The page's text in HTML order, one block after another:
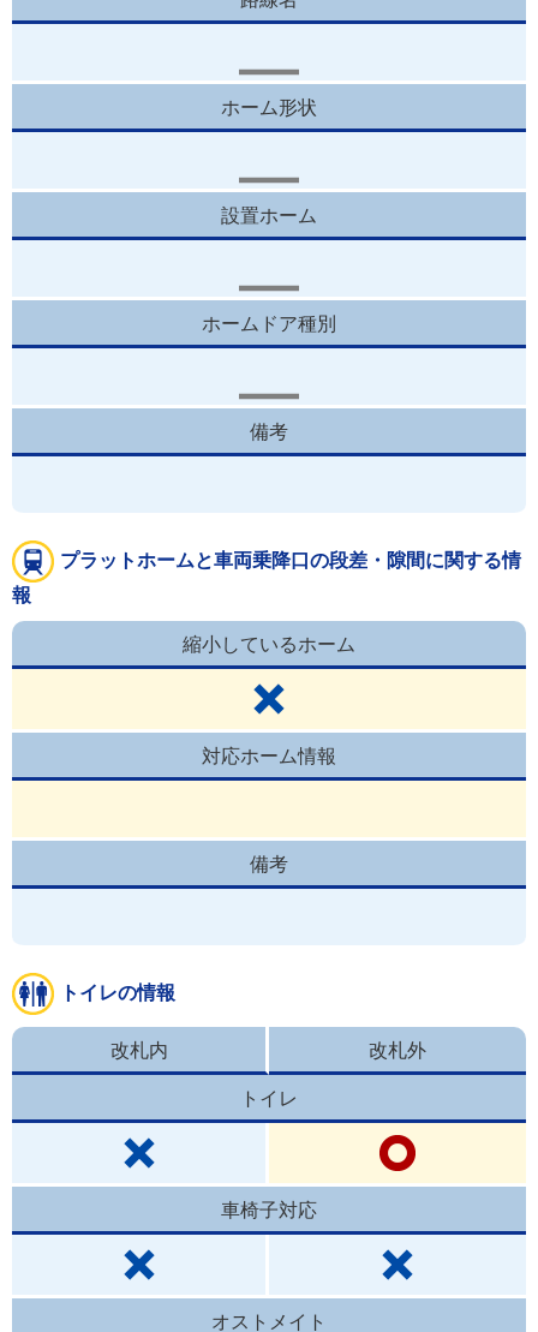
ホーム形状
設置ホーム
ホームドア種別
備考
プラットホームと車両乗降口の段差・隙間に関する情
報
縮小しているホーム
対応ホーム情報
備考
トイレの情報
改札内 改札外
トイレ
車椅子対応
オストメイト